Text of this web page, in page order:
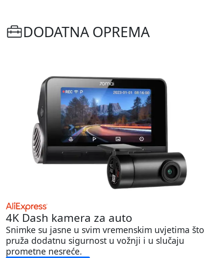
DODATNA OPREMA
4K Dash kamera za auto
Snimke su jasne u svim vremenskim uvjetima što
pruža dodatnu sigurnost u vožnji i u slučaju
prometne nesreće.